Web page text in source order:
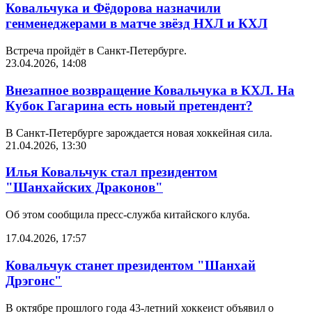
Ковальчука и Фёдорова назначили
генменеджерами в матче звёзд НХЛ и КХЛ
Встреча пройдёт в Санкт-Петербурге.
23.04.2026, 14:08
Внезапное возвращение Ковальчука в КХЛ. На
Кубок Гагарина есть новый претендент?
В Санкт-Петербурге зарождается новая хоккейная сила.
21.04.2026, 13:30
Илья Ковальчук стал президентом
"Шанхайских Драконов"
Об этом сообщила пресс-служба китайского клуба.
17.04.2026, 17:57
Ковальчук станет президентом "Шанхай
Дрэгонс"
В октябре прошлого года 43-летний хоккеист объявил о